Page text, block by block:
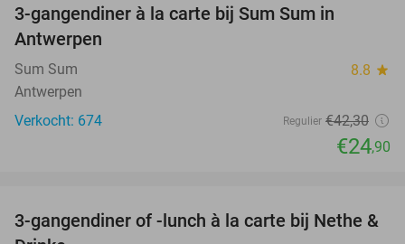
3-gangendiner à la carte bij Sum Sum in
Antwerpen
Sum Sum 8.8 star
Antwerpen
Verkocht: 674
Regulier €42,30
€24,90
42%
3-gangendiner of -lunch à la carte bij Nethe &